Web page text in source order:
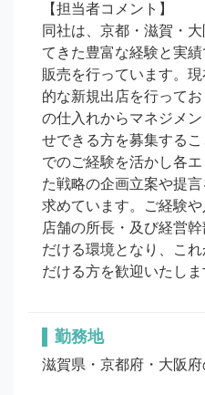
【担当者コメント】
同社は、京都・滋賀・
てきた豊富な経験と実
販売を行っています。
的な新規出店を行って
の仕入れからマネジメ
せできる方を募集する
でのご経験を活かし各
た戦略の企画立案や提
求めています。ご経験
店舗の所長・及び経営
だける環境となり、こ
だける方を歓迎いたしま
勤務地
滋賀県・京都府・大阪